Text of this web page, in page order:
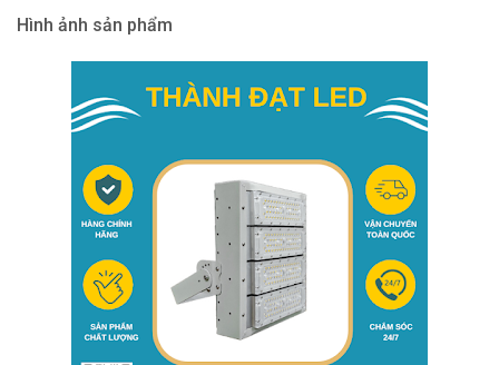
Hình ảnh sản phẩm